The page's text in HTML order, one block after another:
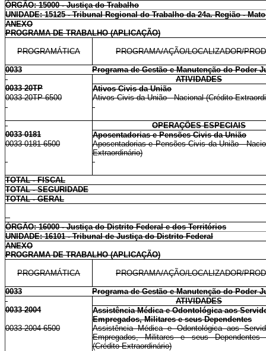
ÓRGÃO: 15000 - Justiça do Trabalho
UNIDADE: 15125 - Tribunal Regional do Trabalho da 24a. Região -
ANEXO
PROGRAMA DE TRABALHO (APLICAÇÃO)
PROGRAMÁTICA PROGRAMA/AÇÃO/LOCALIZADOR/
0033
Programa de Gestão e Manutenção do Poder
ATIVIDADES
0033 20TP
Ativos Civis da União
0033 20TP 6500
Ativos Civis da União - Nacional (Crédito
OPERAÇÕES ESPECIAIS
0033 0181
Aposentadorias e Pensões Civis da União
0033 0181 6500
Aposentadorias e Pensões Civis da União -
Extraordinário)
TOTAL - FISCAL
TOTAL - SEGURIDADE
TOTAL - GERAL
ÓRGÃO: 16000 - Justiça do Distrito Federal e dos Territórios
UNIDADE: 16101 - Tribunal de Justiça do Distrito Federal
ANEXO
PROGRAMA DE TRABALHO (APLICAÇÃO)
PROGRAMÁTICA PROGRAMA/AÇÃO/LOCALIZADOR/
0033
Programa de Gestão e Manutenção do Poder
ATIVIDADES
0033 2004
Assistência Médica e Odontológica aos
Empregados, Militares e seus Dependentes
0033 2004 6500
Assistência Médica e Odontológica aos
Empregados, Militares e seus Dependentes
(Crédito Extraordinário)